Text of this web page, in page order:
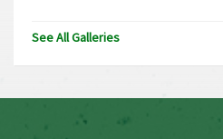
See All Galleries